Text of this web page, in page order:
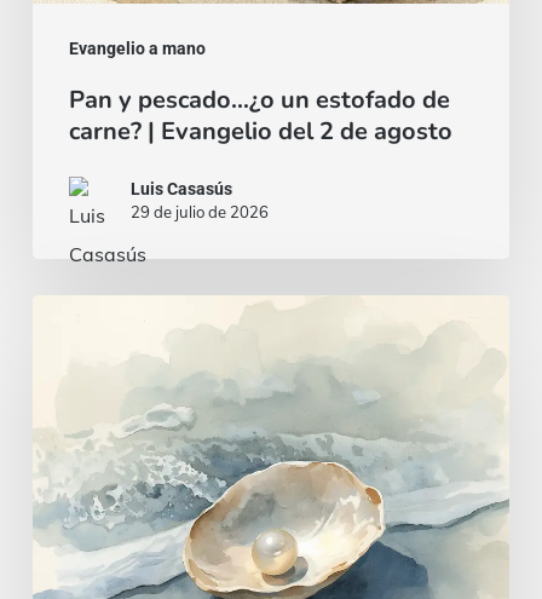
Evangelio a mano
de
agosto
Pan y pescado…¿o un estofado de
carne? | Evangelio del 2 de agosto
Luis Casasús
29 de julio de 2026
inteligente
|
Evangelio
del